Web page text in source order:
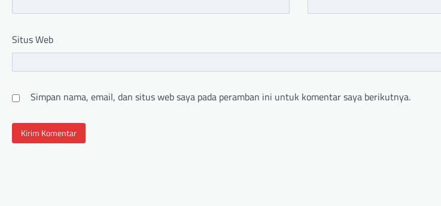
Situs Web
Simpan nama, email, dan situs web saya pada peramban ini untuk komentar saya berikutnya.